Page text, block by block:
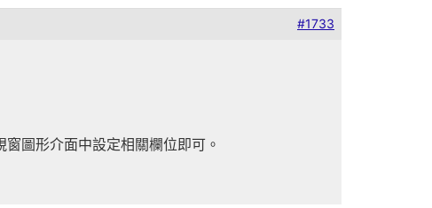
#1733
圖形介面中設定相關欄位即可。